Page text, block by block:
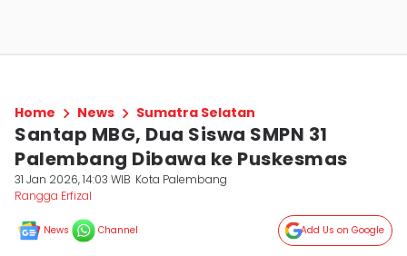
Home News Sumatra Selatan
Santap MBG, Dua Siswa SMPN 31
Palembang Dibawa ke Puskesmas
31 Jan 2026, 14:03 WIB Kota Palembang
Rangga Erfizal
News Channel Add Us on Google